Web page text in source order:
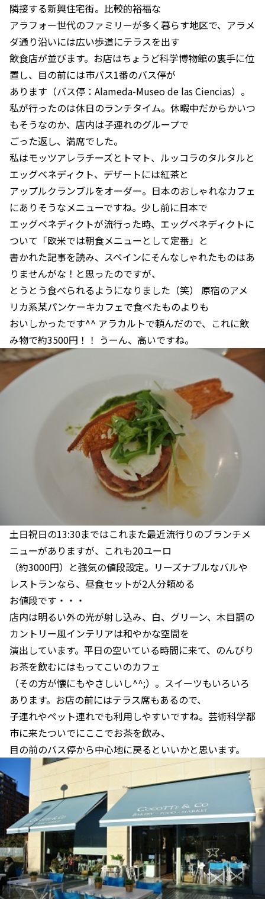
隣接する新興住宅街。比較的裕福な
アラフォー世代のファミリーが多く暮らす地区で、アラメ
ダ通り沿いには広い歩道にテラスを出す
飲食店が並びます。お店はちょうど科学博物館の裏手に位
置し、目の前には市バス1番のバス停が
あります（バス停：Alameda-Museo de las Ciencias）。
私が行ったのは休日のランチタイム。休暇中だからかいつ
もそうなのか、店内は子連れのグループで
ごった返し、満席でした。
私はモッツアレラチーズとトマト、ルッコラのタルタルと
エッグベネディクト、デザートには紅茶と
アップルクランブルをオーダー。日本のおしゃれなカフェ
にありそうなメニューですね。少し前に日本で
エッグベネディクトが流行った時、エッグベネディクトに
ついて「欧米では朝食メニューとして定番」と
書かれた記事を読み、スペインにそんなしゃれたものはあ
りませんがな！と思ったのですが、
とうとう食べられるようになりました（笑） 原宿のアメ
リカ系某パンケーキカフェで食べたものよりも
おいしかったです^^ アラカルトで頼んだので、これに飲
み物で約3500円！！ うーん、高いですね。
土日祝日の13:30まではこれまた最近流行りのブランチメ
ニューがありますが、これも20ユーロ
（約3000円）と強気の値段設定。リーズナブルなバルや
レストランなら、昼食セットが2人分頼める
お値段です・・・
店内は明るい外の光が射し込み、白、グリーン、木目調の
カントリー風インテリアは和やかな空間を
演出しています。平日の空いている時間に来て、のんびり
お茶を飲むにはもってこいのカフェ
（その方が懐にもやさしいし^^;）。スイーツもいろいろ
あります。お店の前にはテラス席もあるので、
子連れやペット連れでも利用しやすいですね。芸術科学都
市に来たついでにここでお茶を飲み、
目の前のバス停から中心地に戻るといいかと思います。